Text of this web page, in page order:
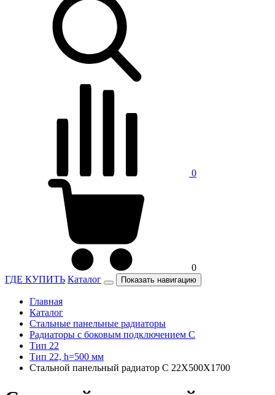
0
0
ГДЕ КУПИТЬ Каталог Показать навигацию
Главная
Каталог
Стальные панельные радиаторы
Радиаторы c боковым подключением C
Тип 22
Тип 22, h=500 мм
Стальной панельный радиатор C 22Х500Х1700